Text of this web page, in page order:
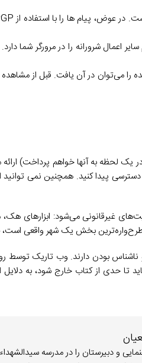
را می‌توان در آن یافت. قبل از
یک لحظه به آنها خواهم پرداخت)
پیدا کنید. همچنین نمی
غیرقانونی می‌شود: ابزارهای
بخش یک شهر واقعی است،
بودن دارند. وب تاریک توسط
تا حدی از کتاب خارج شود، به
شدم. مقاطع ابتدایی، راهنمایی و دبیرستان را در